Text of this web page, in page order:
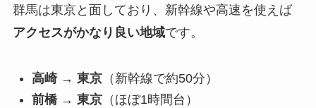
群馬は東京と面しており、新幹線や高速を使えば
アクセスがかなり良い地域です。
高崎 → 東京（新幹線で約50分）
前橋 → 東京（ほぼ1時間台）